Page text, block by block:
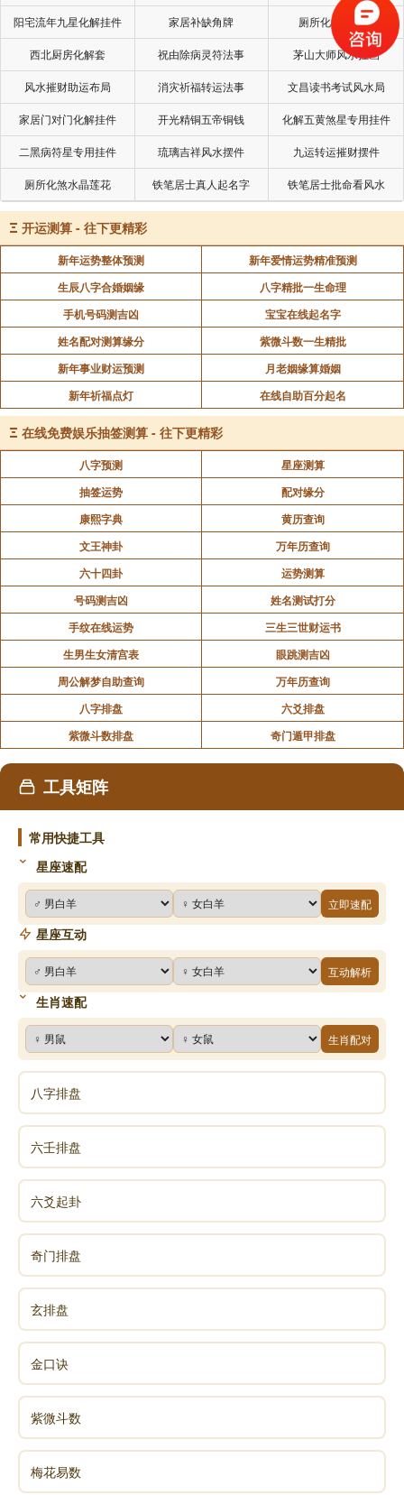
阳宅流年九星化解挂件 家居补缺角牌 厕所化秽气煞套
西北厨房化解套 祝由除病灵符法事 茅山大师风水挂画
风水摧财助运布局 消灾祈福转运法事 文昌读书考试风水局
家居门对门化解挂件 开光精铜五帝铜钱 化解五黄煞星专用挂件
二黑病符星专用挂件 琉璃吉祥风水摆件 九运转运摧财摆件
厕所化煞水晶莲花 铁笔居士真人起名字 铁笔居士批命看风水
Ξ 开运测算 - 往下更精彩
新年运势整体预测
新年爱情运势精准预测
生辰八字合婚姻缘
八字精批一生命理
手机号码测吉凶
宝宝在线起名字
姓名配对测算缘分
紫微斗数一生精批
新年事业财运预测
月老姻缘算婚姻
新年祈福点灯
在线自助百分起名
Ξ 在线免费娱乐抽签测算 - 往下更精彩
八字预测
星座测算
抽签运势
配对缘分
康熙字典
黄历查询
文王神卦
万年历查询
六十四卦
运势测算
号码测吉凶
姓名测试打分
手纹在线运势
三生三世财运书
生男生女清宫表
眼跳测吉凶
周公解梦自助查询
万年历查询
八字排盘
六爻排盘
紫微斗数排盘
奇门遁甲排盘
工具矩阵
常用快捷工具
星座速配
立即速配
星座互动
互动解析
生肖速配
生肖配对
八字排盘
六壬排盘
六爻起卦
奇门排盘
玄排盘
金口诀
紫微斗数
梅花易数